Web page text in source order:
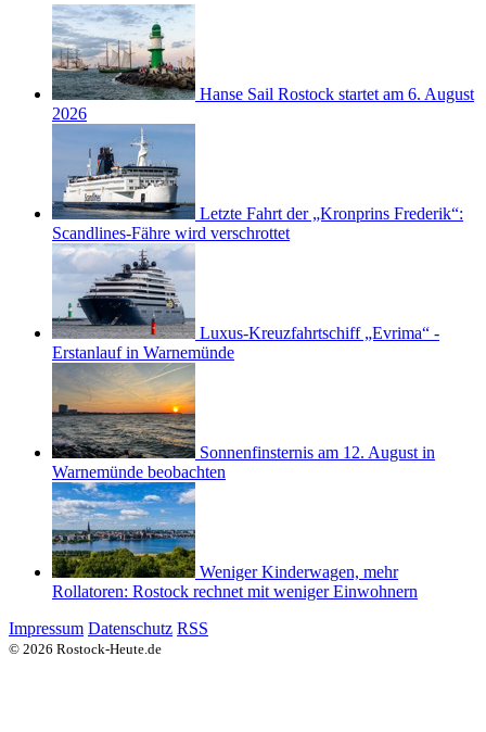
Hanse Sail Rostock startet am 6. August
2026
Letzte Fahrt der „Kronprins Frederik“:
Scandlines-Fähre wird verschrottet
Luxus-Kreuzfahrtschiff „Evrima“ -
Erstanlauf in Warnemünde
Sonnenfinsternis am 12. August in
Warnemünde beobachten
Weniger Kinderwagen, mehr
Rollatoren: Rostock rechnet mit weniger Einwohnern
Impressum Datenschutz RSS
© 2026 Rostock-Heute.de